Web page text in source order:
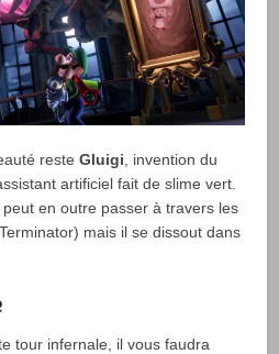
resteGluigi , invention du
artificiel fait de slime vert.
en outre passer à travers les
mais il se dissout dans
tour infernale, il vous faudra